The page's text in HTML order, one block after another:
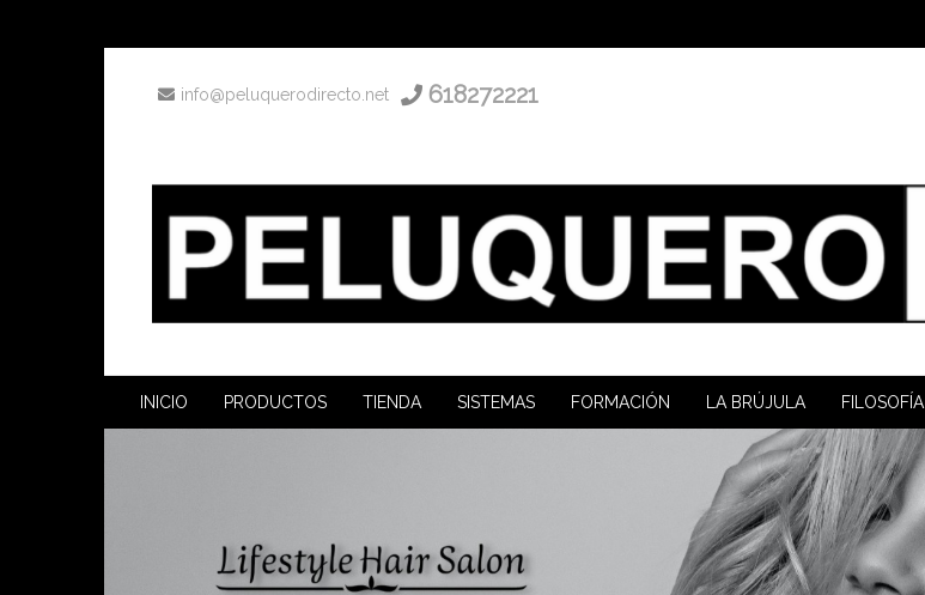
info@peluquerodirecto.net 618272221
INICIO PRODUCTOS TIENDA SISTEMAS FORMACIÓN LA BRÚJULA FILOSOFÍA